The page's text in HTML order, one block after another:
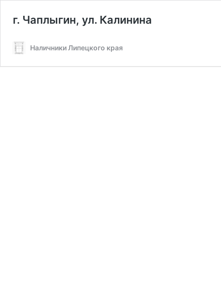
г. Чаплыгин, ул. Калинина
Наличники Липецкого края